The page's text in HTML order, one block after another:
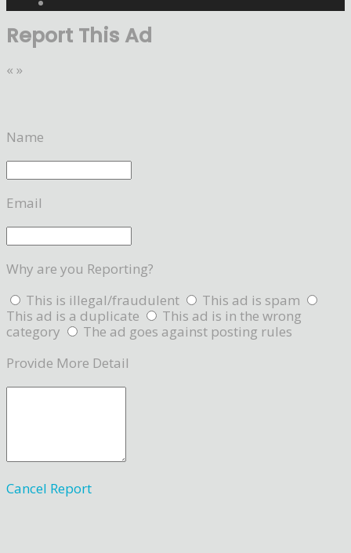
Report This Ad
« »
Name
Email
Why are you Reporting?
This is illegal/fraudulent
This ad is spam
This ad is a duplicate
This ad is in the wrong
category
The ad goes against posting rules
Provide More Detail
Cancel Report